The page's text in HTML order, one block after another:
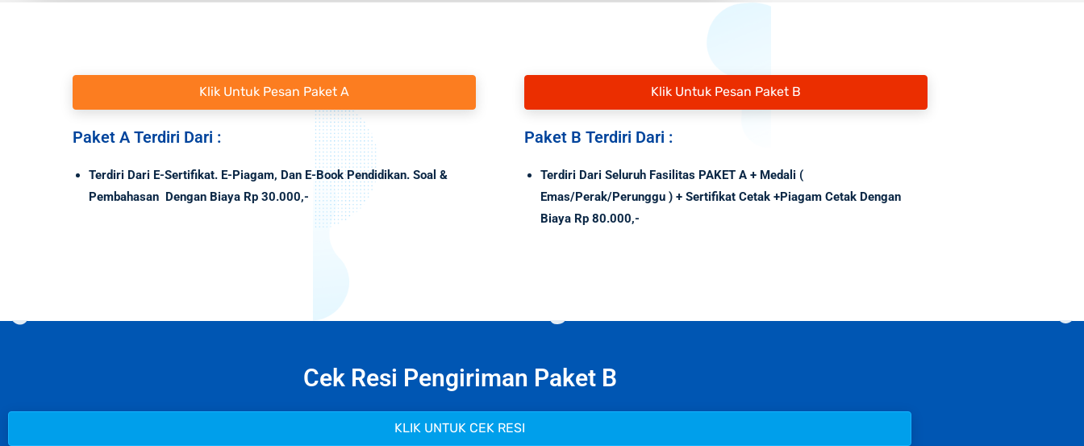
Klik Untuk Pesan Paket A
Paket A Terdiri Dari :
Terdiri Dari E-Sertifikat. E-Piagam, Dan E-Book Pendidikan. Soal &
Pembahasan Dengan Biaya Rp 30.000,-
Klik Untuk Pesan Paket B
Paket B Terdiri Dari :
Terdiri Dari Seluruh Fasilitas PAKET A + Medali (
Emas/Perak/Perunggu ) + Sertifikat Cetak +Piagam Cetak Dengan
Biaya Rp 80.000,-
Cek Resi Pengiriman Paket B
KLIK UNTUK CEK RESI